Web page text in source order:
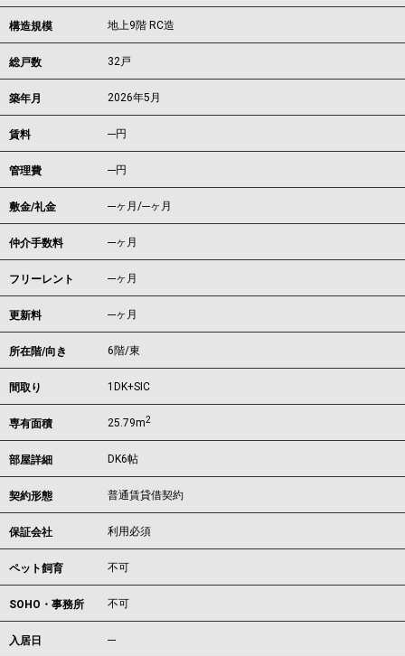
構造規模 地上9階 RC造
総戸数 32戸
築年月 2026年5月
賃料 ---円
管理費 ---円
敷金/礼金 ---ヶ月/---ヶ月
仲介手数料 ---ヶ月
フリーレント ---ヶ月
更新料 ---ヶ月
所在階/向き 6階/東
間取り 1DK+SIC
専有面積 25.79m2
部屋詳細 DK6帖
契約形態 普通賃貸借契約
保証会社 利用必須
ペット飼育 不可
SOHO・事務所 不可
入居日 ---